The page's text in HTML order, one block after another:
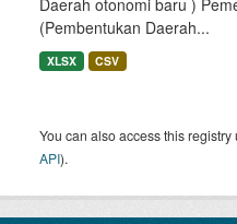
Daerah otonomi baru )
(Pembentukan Daerah...
XLSX CSV
You can also access this registry
API).